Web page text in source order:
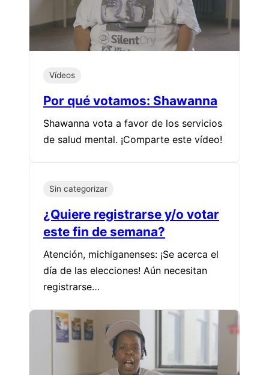
Vídeos
Por qué votamos: Shawanna
Shawanna vota a favor de los servicios
de salud mental. ¡Comparte este vídeo!
Sin categorizar
¿Quiere registrarse y/o votar
este fin de semana?
Atención, michiganenses: ¡Se acerca el
día de las elecciones! Aún necesitan
registrarse…